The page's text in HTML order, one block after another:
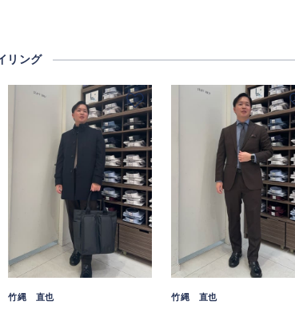
リング
竹縄 直也
竹縄 直也